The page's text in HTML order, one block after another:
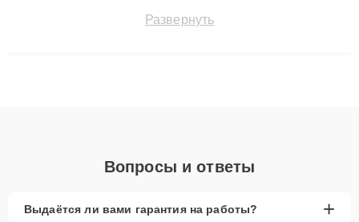
сохранением гарантии до 3 лет. Наши мастера решают
Развернуть
Вопросы и ответы
Выдаётся ли вами гарантия на работы? +